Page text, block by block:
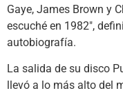
Gaye, James Brown y
escuché en 1982″,
autobiografía.
La salida de su disco
llevó a lo más alto del